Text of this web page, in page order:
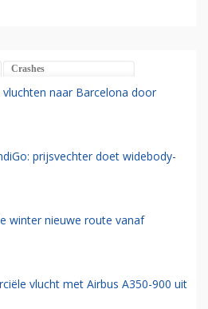
Crashes
naar Barcelona door
prijsvechter doet widebody-
winter nieuwe route vanaf
vlucht met Airbus A350-900 uit